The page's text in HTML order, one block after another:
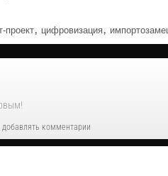
проект, цифровизация,
комментарии